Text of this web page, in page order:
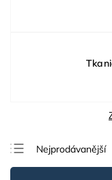
Nejprodávanější
Nejlevnější